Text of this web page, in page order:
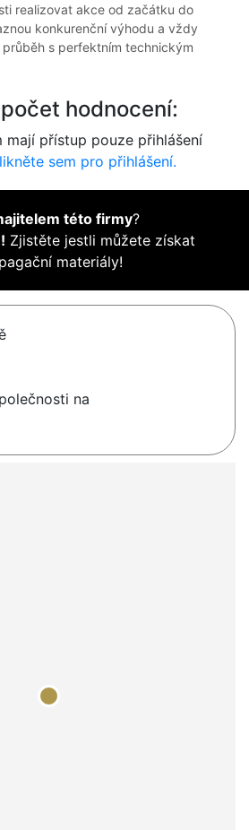
realizovat akce od začátku do
konkurenční výhodu a vždy
s perfektním technickým
hodnocení:
mají přístup pouze přihlášení
sem pro přihlášení.
této firmy?
Zjistěte jestli můžete získat
materiály!
na